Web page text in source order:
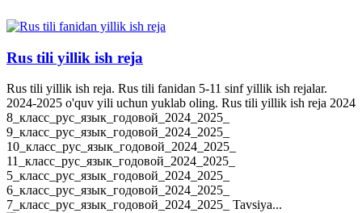
Rus tili yillik ish reja
Rus tili yillik ish reja. Rus tili fanidan 5-11 sinf yillik ish rejalar.
2024-2025 o'quv yili uchun yuklab oling. Rus tili yillik ish reja 2024
8_класс_рус_язык_годовой_2024_2025_
9_класс_рус_язык_годовой_2024_2025_
10_класс_рус_язык_годовой_2024_2025_
11_класс_рус_язык_годовой_2024_2025_
5_класс_рус_язык_годовой_2024_2025_
6_класс_рус_язык_годовой_2024_2025_
7_класс_рус_язык_годовой_2024_2025_ Tavsiya...